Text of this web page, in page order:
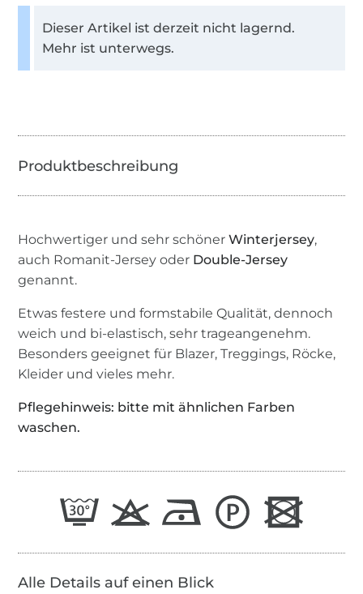
Dieser Artikel ist derzeit nicht lagernd.
Mehr ist unterwegs.
Hochwertiger und sehr schönerWinterjersey,
auch Romanit-Jersey oder Double-Jersey
genannt.
Etwas festere und formstabile Qualität, dennoch
weich und bi-elastisch, sehr trageangenehm.
Besonders geeignet für Blazer, Treggings, Röcke,
Kleider und vieles mehr.
Pflegehinweis: bitte mit ähnlichen Farben
waschen.
Alle Details auf einen Blick